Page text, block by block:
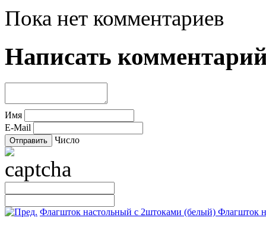
Пока нет комментариев
Написать
Имя
E-Mail
Число
Флагшток настольный с 2штоками (белый) Флагшток